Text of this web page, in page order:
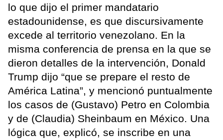
lo que dijo el primer mandatario
estadounidense, es que discursivamente
excede al territorio venezolano. En la
misma conferencia de prensa en la que se
dieron detalles de la intervención, Donald
Trump dijo “que se prepare el resto de
América Latina”, y mencionó puntualmente
los casos de (Gustavo) Petro en Colombia
y de (Claudia) Sheinbaum en México. Una
lógica que, explicó, se inscribe en una